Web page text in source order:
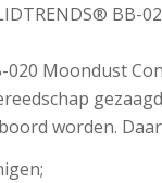
BB-
Moondust
worden.